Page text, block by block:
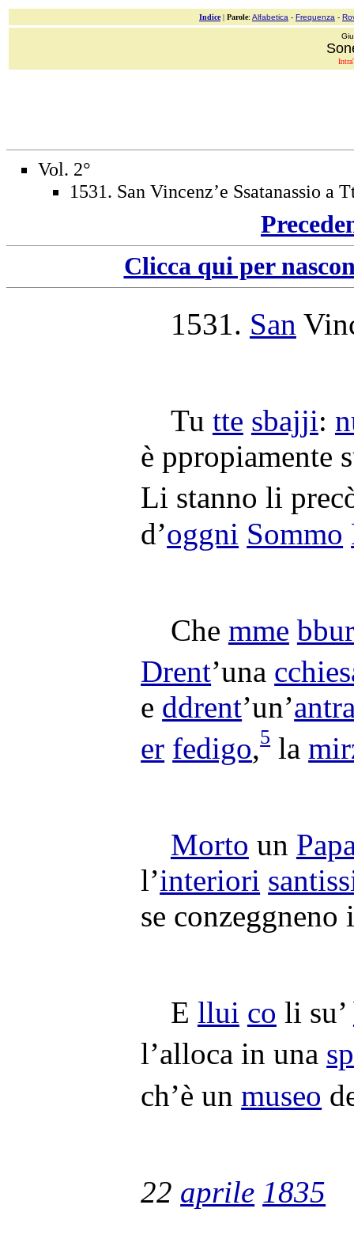
Indice| Parole: Alfabetica - Frequenza -
Vol. 2°
1531. San Vincenz’e Ssatanassio a
Clicca qui per
1531. San
Tu tte sbajji:
èppropiamente
Li stanno li
d’oggni Sommo
Che mme
Drent’una
e ddrent’un’
er fedigo,5la
Morto un
l’interiori
se conzeggneno
E llui co li su’
l’alloca in una
ch’è unmuseo
22 aprile 1835